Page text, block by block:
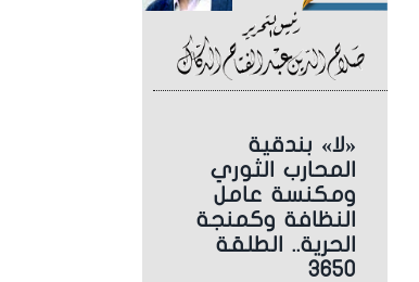
«لا» بندقية
المحارب الثوري
ومكنسة عامل
النظافة وكمنجة
الحرية.. الطلقة
3650